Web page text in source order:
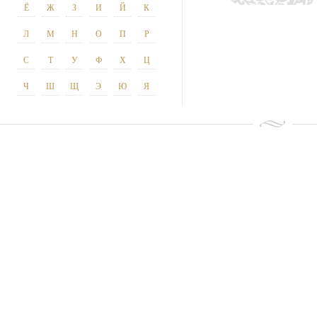
Ё Ж З И Й К
Л М Н О П Р
С Т У Ф Х Ц
Ч Ш Щ Э Ю Я